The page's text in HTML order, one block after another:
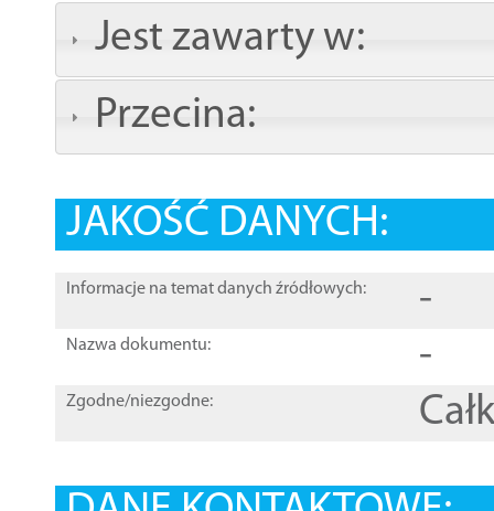
Jest zawarty w:
Przecina:
JAKOŚĆ DANYCH:
Informacje na temat danych źródłowych: -
Nazwa dokumentu: -
Zgodne/niezgodne: